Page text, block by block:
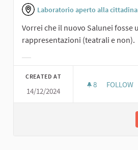
Laboratorio aperto alla
Vorrei che il nuovo Salunei fosse
rappresentazioni (teatrali e non).
CREATED AT
14/12/2024
8 8
FOLLOW